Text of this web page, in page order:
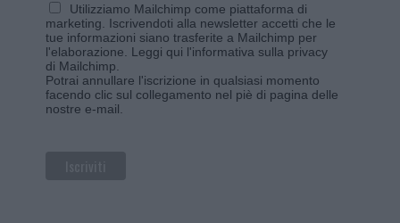
Utilizziamo Mailchimp come piattaforma di
marketing. Iscrivendoti alla newsletter accetti che le
tue informazioni siano trasferite a Mailchimp per
l'elaborazione. Leggi qui l'informativa sulla privacy
di Mailchimp
Potrai annullare l'iscrizione in qualsiasi momento
facendo clic sul collegamento nel piè di pagina delle
nostre e-mail.